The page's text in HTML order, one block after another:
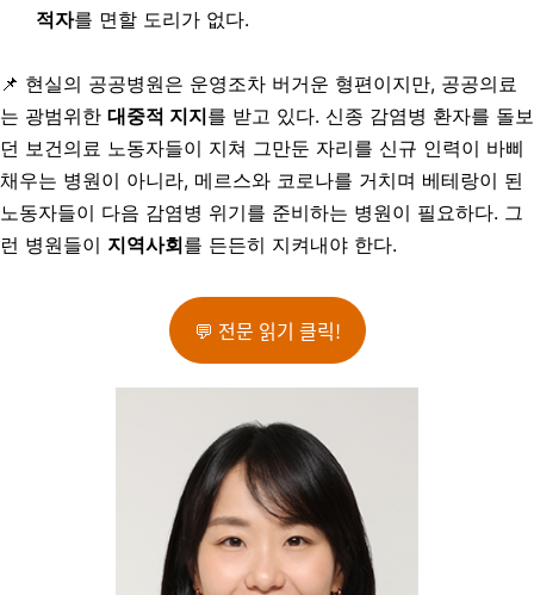
적자를 면할 도리가 없다.
📌 현실의 공공병원은 운영조차 버거운 형편이지만, 공공의료
는 광범위한 대중적 지지를 받고 있다. 신종 감염병 환자를 돌보
던 보건의료 노동자들이 지쳐 그만둔 자리를 신규 인력이 바삐
채우는 병원이 아니라, 메르스와 코로나를 거치며 베테랑이 된
노동자들이 다음 감염병 위기를 준비하는 병원이 필요하다. 그
런 병원들이 지역사회를 든든히 지켜내야 한다.
💬 전문 읽기 클릭!